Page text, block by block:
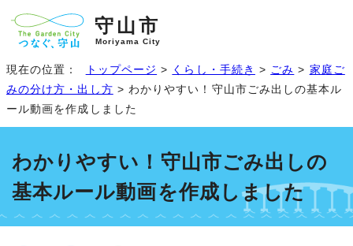
守山市
Moriyama City
現在の位置： トップページ > くらし・手続き > ごみ > 家庭ご
みの分け方・出し方 > わかりやすい！守山市ごみ出しの基本ル
ール動画を作成しました
わかりやすい！守山市ごみ出しの
基本ルール動画を作成しました